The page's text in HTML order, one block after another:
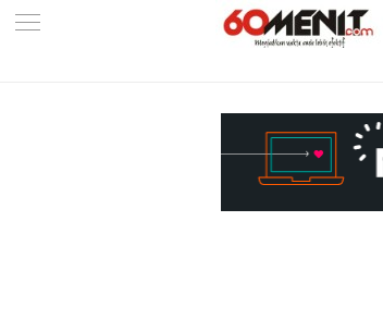
-->